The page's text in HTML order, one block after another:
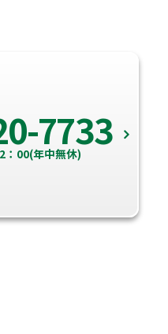
7733
：00(年中無休)